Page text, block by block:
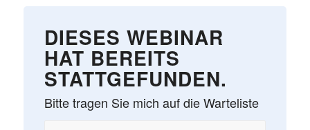
DIESES WEBINAR
HAT BEREITS
STATTGEFUNDEN.
Bitte tragen Sie mich auf die Warteliste